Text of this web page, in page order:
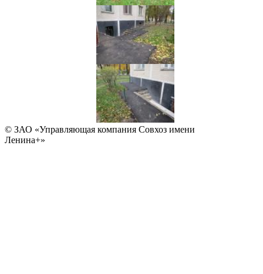
© ЗАО «Управляющая компания Совхоз имени
Ленина+»